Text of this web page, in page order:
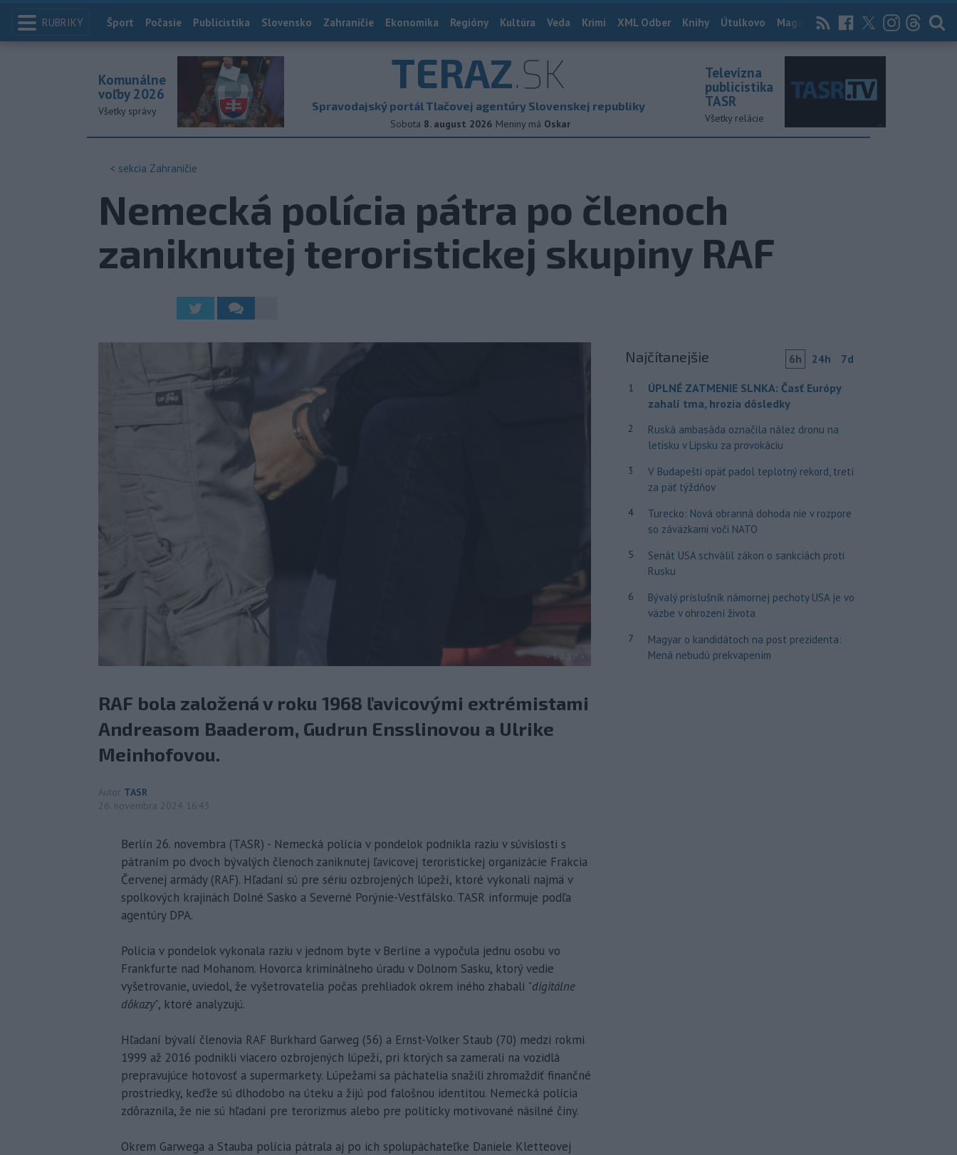
RUBRIKY Index
Šport Počasie Publicistika Slovensko Zahraničie Ekonomika Regióny Kultúra Veda Krimi XML Odber Knihy Útulkovo Magazín News Now Archív
TERAZ.SK
Spravodajský portál Tlačovej agentúry Slovenskej republiky
Sobota 8. august 2026 Meniny má Oskar
Komunálne
voľby 2026
Všetky správy
Televízna
publicistika
TASR
Všetky relácie
< sekcia Zahraničie
Nemecká polícia pátra po členoch
zaniknutej teroristickej skupiny RAF
RAF bola založená v roku 1968 ľavicovými extrémistami
Andreasom Baaderom, Gudrun Ensslinovou a Ulrike
Meinhofovou.
Autor TASR
26. novembra 2024 16:43
Berlín 26. novembra (TASR) - Nemecká polícia v pondelok podnikla raziu v súvislosti s
pátraním po dvoch bývalých členoch zaniknutej ľavicovej teroristickej organizácie Frakcia
Červenej armády (RAF). Hľadaní sú pre sériu ozbrojených lúpeží, ktoré vykonali najmä v
spolkových krajinách Dolné Sasko a Severné Porýnie-Vestfálsko. TASR informuje podľa
agentúry DPA.
Polícia v pondelok vykonala raziu v jednom byte v Berlíne a vypočula jednu osobu vo
Frankfurte nad Mohanom. Hovorca kriminálneho úradu v Dolnom Sasku, ktorý vedie
vyšetrovanie, uviedol, že vyšetrovatelia počas prehliadok okrem iného zhabali "digitálne
dôkazy", ktoré analyzujú.
Hľadaní bývalí členovia RAF Burkhard Garweg (56) a Ernst-Volker Staub (70) medzi rokmi
1999 až 2016 podnikli viacero ozbrojených lúpeží, pri ktorých sa zamerali na vozidlá
prepravujúce hotovosť a supermarkety. Lúpežami sa páchatelia snažili zhromaždiť finančné
prostriedky, keďže sú dlhodobo na úteku a žijú pod falošnou identitou. Nemecká polícia
zdôraznila, že nie sú hľadaní pre terorizmus alebo pre politicky motivované násilné činy.
Okrem Garwega a Stauba polícia pátrala aj po ich spolupáchateľke Daniele Kletteovej
Najčítanejšie 6h 24h 7d
1
ÚPLNÉ ZATMENIE SLNKA: Časť Európy
zahalí tma, hrozia dôsledky
2
Ruská ambasáda označila nález dronu na
letisku v Lipsku za provokáciu
3
V Budapešti opäť padol teplotný rekord, tretí
za päť týždňov
4
Turecko: Nová obranná dohoda nie v rozpore
so záväzkami voči NATO
5
Senát USA schválil zákon o sankciách proti
Rusku
6
Bývalý príslušník námornej pechoty USA je vo
väzbe v ohrození života
7
Magyar o kandidátoch na post prezidenta:
Mená nebudú prekvapením